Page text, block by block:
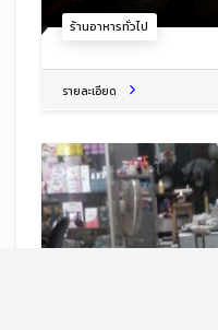
ร้านอาหารทั่วไป
รายละเอียด